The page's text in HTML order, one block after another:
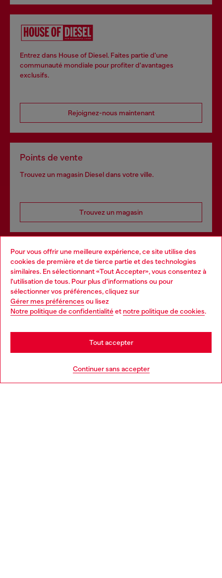
Pour vous offrir une meilleure expérience, ce site utilise des
cookies de première et de tierce partie et des technologies
similaires. En sélectionnant «Tout Accepter», vous consentez à
l'utilisation de tous. Pour plus d'informations ou pour
sélectionner vos préférences, cliquez sur
Gérer mes préférences ou lisez
Notre politique de confidentialitéet notre politique de cookies.
Continuer sans accepter
Tout accepter
Entrez dans House of Diesel. Faites partie d'une
communauté mondiale pour profiter d'avantages
exclusifs.
Rejoignez-nous maintenant
Points de vente
Trouvez un magasin Diesel dans votre ville.
Trouvez un magasin
Services omnicanaux
Découvrez tous nos services, en ligne et en magasin.
En savoir plus
Choose your location
You are currently browsing France website, but it seems you
may be based in United States